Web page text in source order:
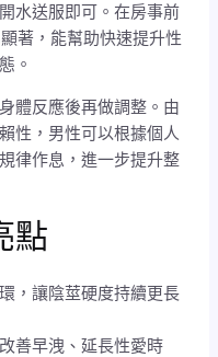
水送服即可。在房事前
著，能幫助快速提升性
。
體反應後再做調整。由
性，男性可以根據個人
律作息，進一步提升整
點
，讓陰莖硬度持續更長
善早洩、延長性愛時